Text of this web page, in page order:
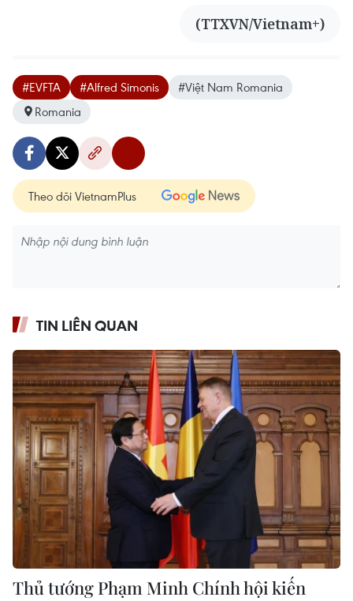
(TTXVN/Vietnam+)
#EVFTA #Alfred Simonis
#Việt Nam Romania
Romania
Theo dõi VietnamPlus
TIN LIÊN QUAN
Thủ tướng Phạm Minh Chính hội kiến